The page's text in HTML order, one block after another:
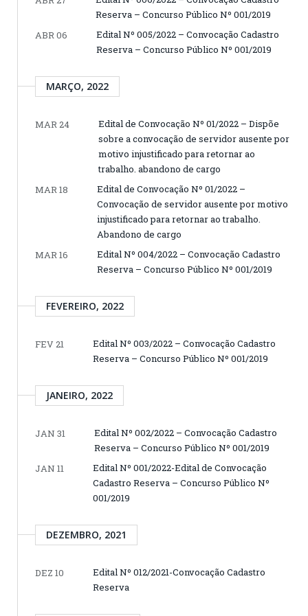
Reserva – Concurso Público Nº 001/2019
ABR 06
Edital Nº 005/2022 – Convocação Cadastro
Reserva – Concurso Público Nº 001/2019
MARÇO, 2022
MAR 24
Edital de Convocação Nº 01/2022 – Dispõe
sobre a convocação de servidor ausente por
motivo injustificado para retornar ao
trabalho. abandono de cargo
MAR 18
Edital de Convocação Nº 01/2022 –
Convocação de servidor ausente por motivo
injustificado para retornar ao trabalho.
Abandono de cargo
MAR 16
Edital Nº 004/2022 – Convocação Cadastro
Reserva – Concurso Público Nº 001/2019
FEVEREIRO, 2022
FEV 21
Edital Nº 003/2022 – Convocação Cadastro
Reserva – Concurso Público Nº 001/2019
JANEIRO, 2022
JAN 31
Edital Nº 002/2022 – Convocação Cadastro
Reserva – Concurso Público Nº 001/2019
JAN 11
Edital Nº 001/2022-Edital de Convocação
Cadastro Reserva – Concurso Público Nº
001/2019
DEZEMBRO, 2021
DEZ 10
Edital Nº 012/2021-Convocação Cadastro
Reserva